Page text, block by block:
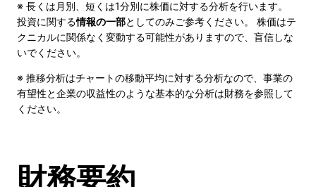
※ 長くは月別、短くは1分別に株価に対する分析を行います。
投資に関する情報の一部としてのみご参考ください。 株価はテ
クニカルに関係なく変動する可能性がありますので、盲信しな
いでください。
※ 推移分析はチャートの移動平均に対する分析なので、事業の
有望性と企業の収益性のような基本的な分析は財務を参照して
ください。
財務要約